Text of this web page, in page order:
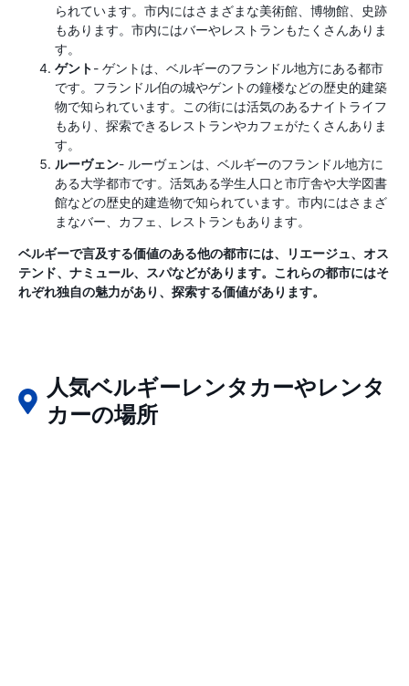
られています。市内にはさまざまな美術館、博物館、史跡
もあります。市内にはバーやレストランもたくさんありま
す。
ゲント- ゲントは、ベルギーのフランドル地方にある都市
です。フランドル伯の城やゲントの鐘楼などの歴史的建築
物で知られています。この街には活気のあるナイトライフ
もあり、探索できるレストランやカフェがたくさんありま
す。
ルーヴェン- ルーヴェンは、ベルギーのフランドル地方に
ある大学都市です。活気ある学生人口と市庁舎や大学図書
館などの歴史的建造物で知られています。市内にはさまざ
まなバー、カフェ、レストランもあります。
ベルギーで言及する価値のある他の都市には、リエージュ、オス
テンド、ナミュール、スパなどがあります。これらの都市にはそ
れぞれ独自の魅力があり、探索する価値があります。
人気ベルギーレンタカーやレンタ
カーの場所